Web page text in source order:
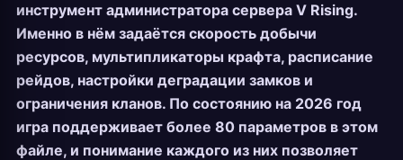
инструмент администратора сервера V Rising.
Именно в нём задаётся скорость добычи
ресурсов, мультипликаторы крафта, расписание
рейдов, настройки деградации замков и
ограничения кланов. По состоянию на 2026 год
игра поддерживает более 80 параметров в этом
файле, и понимание каждого из них позволяет